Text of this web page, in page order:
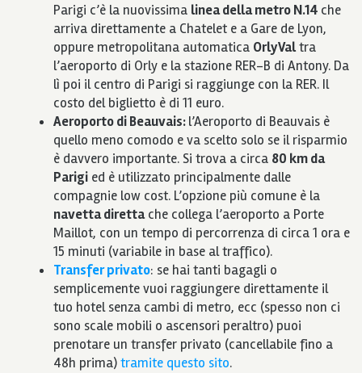
Parigi c’è la nuovissima linea della metro N.14 che
arriva direttamente a Chatelet e a Gare de Lyon,
oppure metropolitana automatica OrlyValtra
l’aeroporto di Orly e la stazione RER-B di Antony. Da
lì poi il centro di Parigi si raggiunge con la RER. Il
costo del biglietto è di 11 euro.
Aeroporto di Beauvais:l’Aeroporto di Beauvais è
quello meno comodo e va scelto solo se il risparmio
è davvero importante. Si trova a circa 80 km da
Parigi ed è utilizzato principalmente dalle
compagnie low cost. L’opzione più comune è la
navetta direttache collega l’aeroporto a Porte
Maillot, con un tempo di percorrenza di circa 1 ora e
15 minuti (variabile in base al traffico).
Transfer privato: se hai tanti bagagli o
semplicemente vuoi raggiungere direttamente il
tuo hotel senza cambi di metro, ecc (spesso non ci
sono scale mobili o ascensori peraltro) puoi
prenotare un transfer privato (cancellabile fino a
48h prima)tramite questo sito.